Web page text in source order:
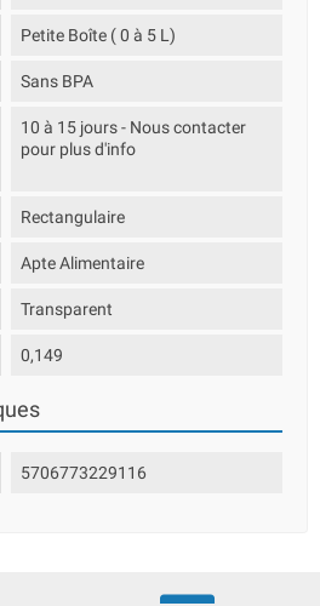
Petite Boîte ( 0 à 5 L)
Sans BPA
10 à 15 jours - Nous contacter
pour plus d'info
Rectangulaire
Apte Alimentaire
Transparent
0,149
5706773229116